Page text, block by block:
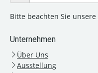
Bitte beachten Sie unsere
Unternehmen
Über Uns
Ausstellung